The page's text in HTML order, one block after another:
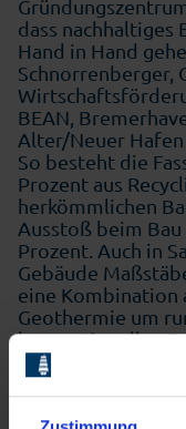
dass
Hand in Hand
Schnorrenberger,
BEAN,
Alter/Neuer Hafen
So besteht die
Prozent aus
herkömmlichen
Ausstoß beim
Prozent. Auch in
Gebäude
eine Kombination
Geothermie um
konventionellen
eine natürliche
angenehmes